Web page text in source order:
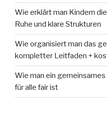
Wie erklärt man Kindern
Ruhe und klare Strukturen
Wie organisiert man das
kompletter Leitfaden +
Wie man ein
für alle fair ist